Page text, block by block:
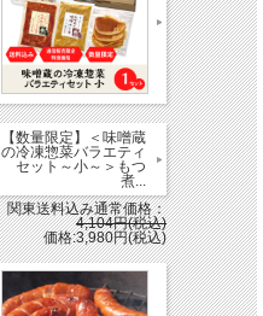
【数量限定】＜味噌蔵
の冷凍惣菜バラエティ
セット～小～＞もつ
煮...
関東送料込み通常価格：
4,104円(税込)
価格:3,980円(税込)